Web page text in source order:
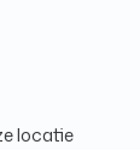
locatie